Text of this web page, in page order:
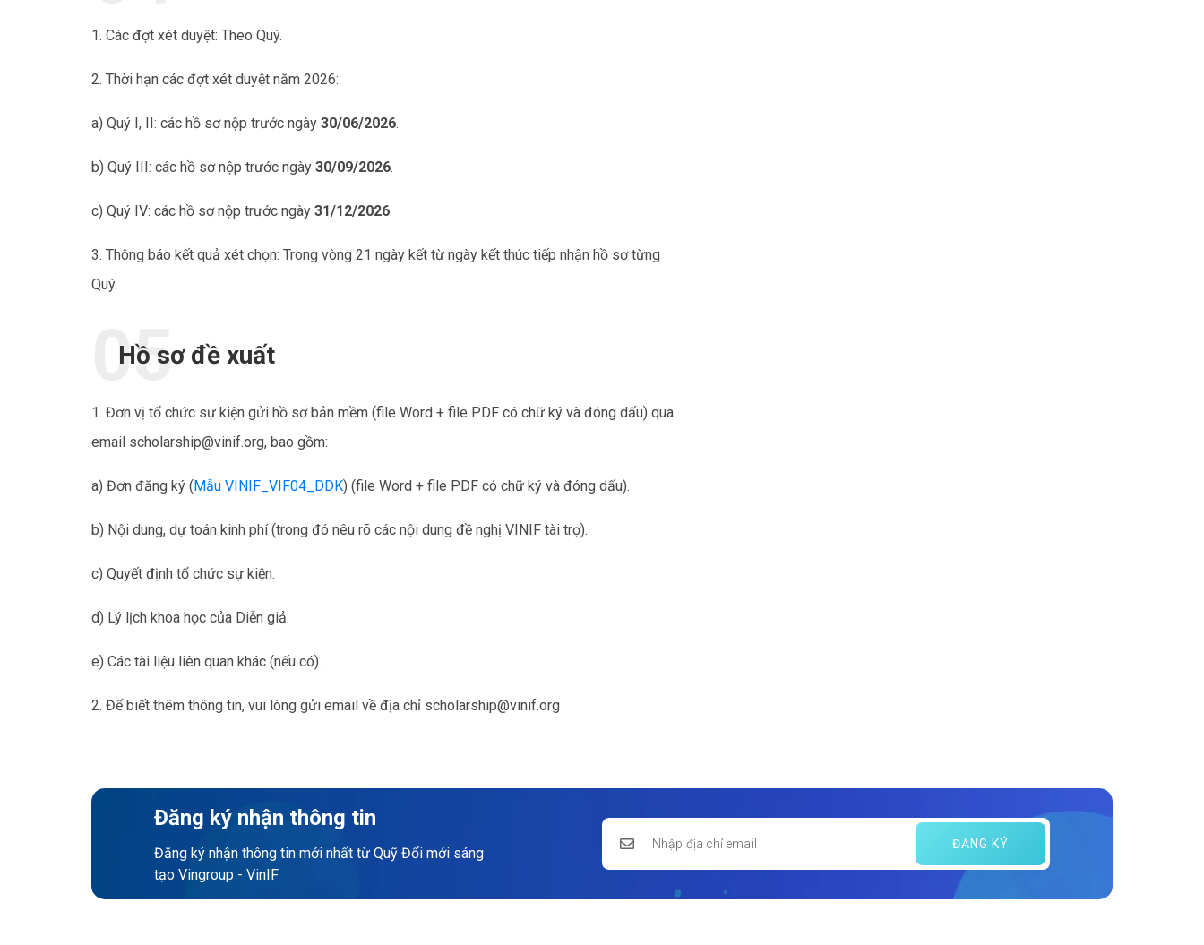
1. Các đợt xét duyệt: Theo Quý.
2. Thời hạn các đợt xét duyệt năm 2026:
a) Quý I, II: các hồ sơ nộp trước ngày 30/06/2026.
b) Quý III: các hồ sơ nộp trước ngày 30/09/2026.
c) Quý IV: các hồ sơ nộp trước ngày 31/12/2026.
3. Thông báo kết quả xét chọn: Trong vòng 21 ngày kết từ ngày kết thúc tiếp nhận hồ sơ từng
Quý.
Hồ sơ đề xuất
1. Đơn vị tổ chức sự kiện gửi hồ sơ bản mềm (file Word + file PDF có chữ ký và đóng dấu) qua
email scholarship@vinif.org, bao gồm:
a) Đơn đăng ký (Mẫu VINIF_VIF04_DDK) (file Word + file PDF có chữ ký và đóng dấu).
b) Nội dung, dự toán kinh phí (trong đó nêu rõ các nội dung đề nghị VINIF tài trợ).
c) Quyết định tổ chức sự kiện.
d) Lý lịch khoa học của Diễn giả.
e) Các tài liệu liên quan khác (nếu có).
2. Để biết thêm thông tin, vui lòng gửi email về địa chỉ scholarship@vinif.org
Đăng ký nhận thông tin
Đăng ký nhận thông tin mới nhất từ Quỹ Đổi mới sáng
tạo Vingroup - VinIF
ĐĂNG KÝ